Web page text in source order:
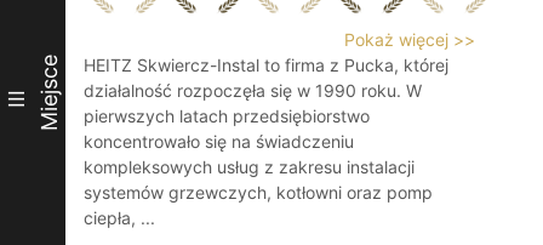
III Miejsce
Pokaż więcej >>
HEITZ Skwiercz-Instal to firma z Pucka, której
działalność rozpoczęła się w 1990 roku. W
pierwszych latach przedsiębiorstwo
koncentrowało się na świadczeniu
kompleksowych usług z zakresu instalacji
systemów grzewczych, kotłowni oraz pomp
ciepła, ...